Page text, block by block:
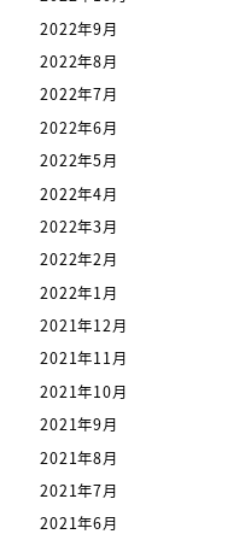
2022年9月
2022年8月
2022年7月
2022年6月
2022年5月
2022年4月
2022年3月
2022年2月
2022年1月
2021年12月
2021年11月
2021年10月
2021年9月
2021年8月
2021年7月
2021年6月